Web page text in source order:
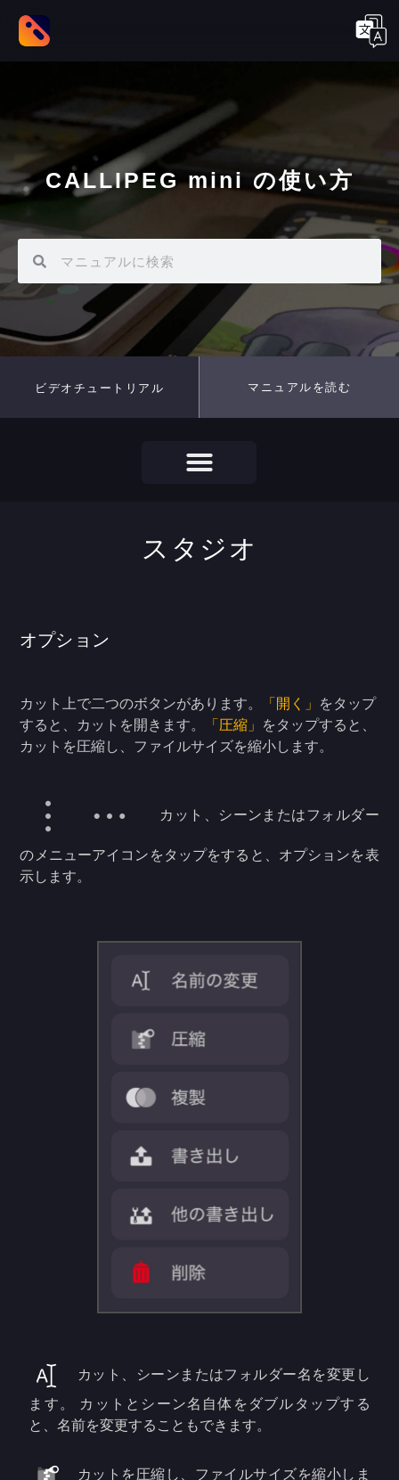
CALLIPEG mini の使い方
ビデオチュートリアル マニュアルを読む
スタジオ
オプション
カット上で二つのボタンがあります。 「開く」 をタップ
すると、カットを開きます。
「圧縮」 をタップすると、
カットを圧縮し、ファイルサイズを縮小します。
カット、シーンまたはフォルダー
のメニューアイコンをタップをすると、オプションを表
示します。
カット、シーンまたはフォルダー名を変更し
ます。 カットとシーン名自体をダブルタップする
と、名前を変更することもできます。
カットを圧縮し、ファイルサイズを縮小しま